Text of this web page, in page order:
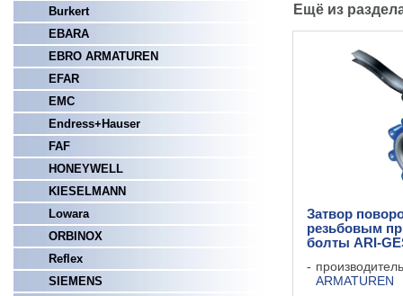
Burkert
EBARA
EBRO ARMATUREN
EFAR
EMC
Endress+Hauser
FAF
HONEYWELL
KIESELMANN
Lowara
ORBINOX
Reflex
SIEMENS
Ещё из
Затвор
резьбовым
болты ARI-
ARMATUREN